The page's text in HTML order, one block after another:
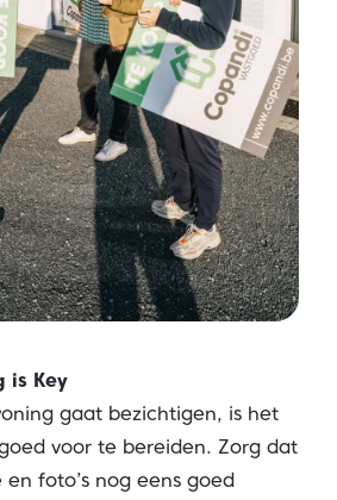
is Key
gaat bezichtigen, is het
voor te bereiden. Zorg dat
foto’s nog eens goed